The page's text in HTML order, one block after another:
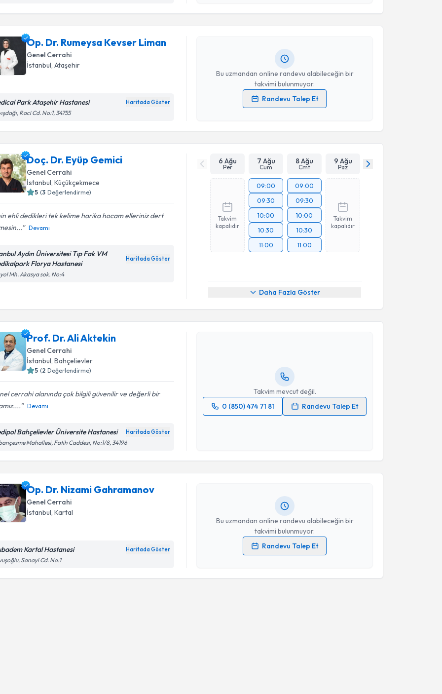
Takvim Talebini Gönder
Op. Dr. Rumeysa Kevser Liman
Genel Cerrahi
İstanbul , Ataşehir
Park Ataşehir Hastanesi Haritada Göster
Raci Cd. No:1, 34755
Bu uzmandan online randevu alabileceğin bir
takvimi bulunmuyor.
Randevu Talep Et
Kişisel verilerimin işlenmesine ilişkinAydınlatma Metni
Takvim Talebini Gönder
Doç. Dr. Eyüp Gemici
Genel Cerrahi
İstanbul , Küçükçekmece
5 (3 Değerlendirme)
ehli dedikleri tek kelime harika hocam elleriniz dert
Devamı
Aydın Üniversitesi Tıp Fak VM
Florya Hastanesi
Haritada Göster
Mh. Akasya sok. No:4
6 Ağu
Per
7 Ağu
Cum
8 Ağu
Cmt
9 Ağu
Paz
Takvim
kapalıdır
09:00
09:30
10:00
10:30
11:00
09:00
09:30
10:00
10:30
11:00
Takvim
kapalıdır
Daha Fazla Göster
Prof. Dr. Ali Aktekin
Genel Cerrahi
İstanbul, Bahçelievler
5 (2 Değerlendirme)
cerrahi alanında çok bilgili güvenilir ve değerli bir
Devamı
Bahçelievler Üniversite Hastanesi Haritada Göster
Mahallesi, Fatih Caddesi, No:1/8, 34196
Takvim mevcut değil.
0 (850) 474 71 81
Randevu Talep Et
Randevu Takvimi Talebi
Prof. Dr. Ali Aktekin
Takvim Talebini Gönder
Op. Dr. Nizami Gahramanov
Genel Cerrahi
İstanbul, Kartal
Kartal Hastanesi Haritada Göster
Sanayi Cd. No:1
Bu uzmandan online randevu alabileceğin bir
takvimi bulunmuyor.
Randevu Talep Et
Kişisel verilerimin işlenmesine ilişkinAydınlatma Metni
işlenmesini kabul ediyorum.